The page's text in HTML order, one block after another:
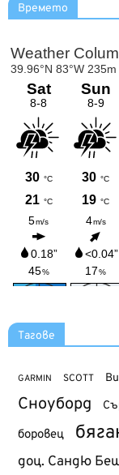
Времето
Тагове
GARMIN SCOTT
Сноуборд
боровец
доц. Сандю